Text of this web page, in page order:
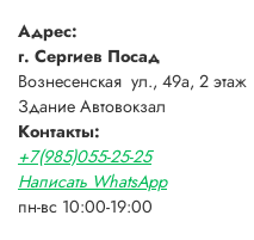
Адрес:
г. Сергиев Посад
Вознесенская ул., 49а, 2 этаж
Здание Автовокзал
Контакты:
+7(985)055-25-25
Написать WhatsApp
пн-вс 10:00-19:00